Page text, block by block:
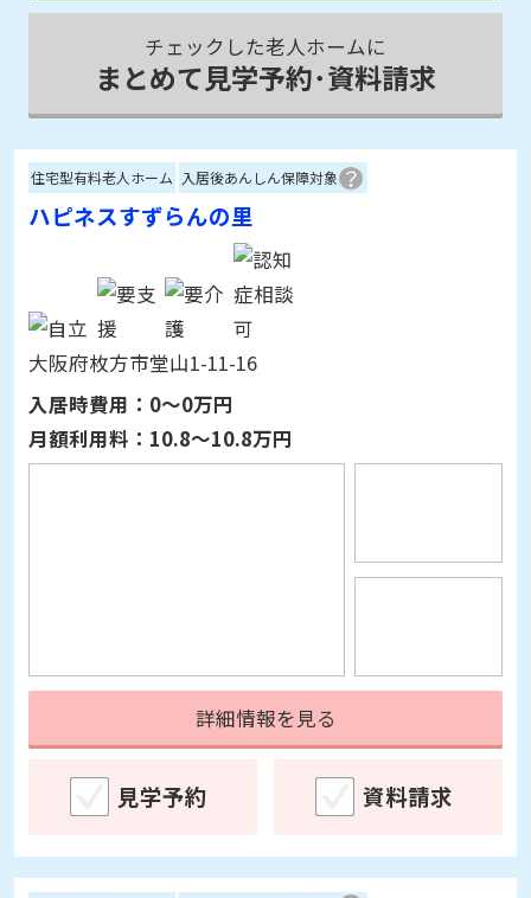
チェックした老人ホームに
まとめて見学予約･資料請求
住宅型有料老人ホーム 入居後あんしん保障対象
ハピネスすずらんの里
大阪府枚方市堂山1-11-16
入居時費用：0～0万円
月額利用料： 10.8～10.8万円
詳細情報を見る
住宅型有料老人ホーム 入居後あんしん保障対象